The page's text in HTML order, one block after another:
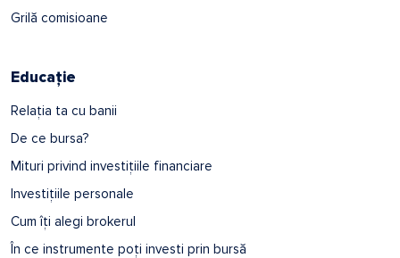
Grilă comisioane
Educație
Relația ta cu banii
De ce bursa?
Mituri privind investițiile financiare
Investițiile personale
Cum îți alegi brokerul
În ce instrumente poți investi prin bursă